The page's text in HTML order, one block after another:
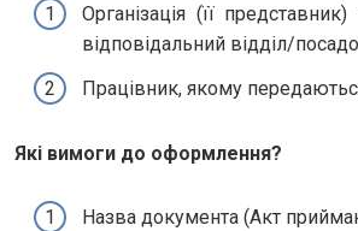
Організація (її
відповідальний відділ/
Працівник, якому
Які вимоги до оформлення?
Назва документа (Акт